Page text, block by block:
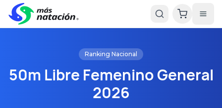
Ranking Nacional
50m Libre Femenino General
2026